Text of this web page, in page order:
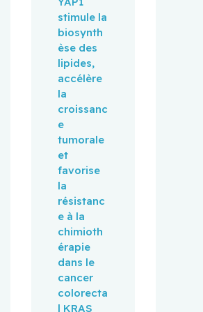
stimule la
biosynth
èse des
lipides,
accélère
la
croissanc
e
tumorale
et
favorise
la
résistanc
e à la
chimioth
érapie
dans le
cancer
colorecta
l KRAS